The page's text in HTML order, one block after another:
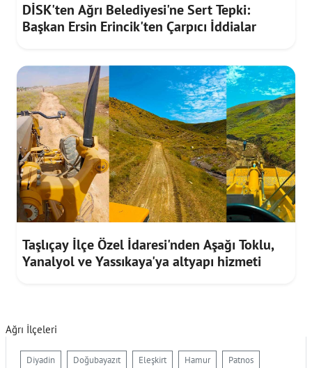
DİSK'ten Ağrı Belediyesi'ne Sert Tepki:
Başkan Ersin Erincik'ten Çarpıcı İddialar
Taşlıçay İlçe Özel İdaresi'nden Aşağı Toklu,
Yanalyol ve Yassıkaya'ya altyapı hizmeti
Ağrı İlçeleri
Diyadin Doğubayazıt Eleşkirt Hamur Patnos